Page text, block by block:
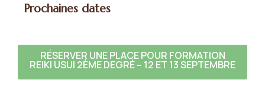
Prochaines dates
RÉSERVER UNE PLACE POUR FORMATION
REIKI USUI 2ÈME DEGRÉ – 12 ET 13 SEPTEMBRE